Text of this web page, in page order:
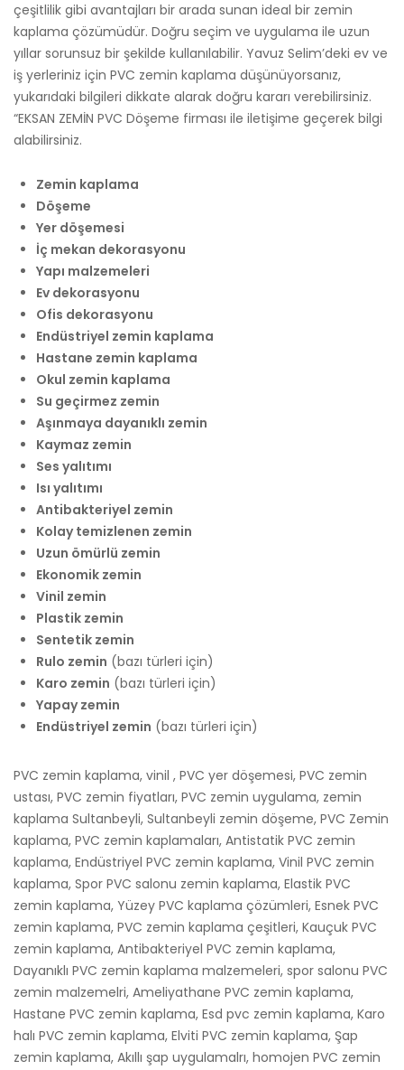
çeşitlilik gibi avantajları bir arada sunan ideal bir zemin
kaplama çözümüdür. Doğru seçim ve uygulama ile uzun
yıllar sorunsuz bir şekilde kullanılabilir. Yavuz Selim’deki ev ve
iş yerleriniz için PVC zemin kaplama düşünüyorsanız,
yukarıdaki bilgileri dikkate alarak doğru kararı verebilirsiniz.
“EKSAN ZEMİN PVC Döşeme firması ile iletişime geçerek bilgi
alabilirsiniz.
Zemin kaplama
Döşeme
Yer döşemesi
İç mekan dekorasyonu
Yapı malzemeleri
Ev dekorasyonu
Ofis dekorasyonu
Endüstriyel zemin kaplama
Hastane zemin kaplama
Okul zemin kaplama
Su geçirmez zemin
Aşınmaya dayanıklı zemin
Kaymaz zemin
Ses yalıtımı
Isı yalıtımı
Antibakteriyel zemin
Kolay temizlenen zemin
Uzun ömürlü zemin
Ekonomik zemin
Vinil zemin
Plastik zemin
Sentetik zemin
Rulo zemin (bazı türleri için)
Karo zemin (bazı türleri için)
Yapay zemin
Endüstriyel zemin (bazı türleri için)
PVC zemin kaplama, vinil , PVC yer döşemesi, PVC zemin
ustası, PVC zemin fiyatları, PVC zemin uygulama, zemin
kaplama Sultanbeyli, Sultanbeyli zemin döşeme, PVC Zemin
kaplama, PVC zemin kaplamaları, Antistatik PVC zemin
kaplama, Endüstriyel PVC zemin kaplama, Vinil PVC zemin
kaplama, Spor PVC salonu zemin kaplama, Elastik PVC
zemin kaplama, Yüzey PVC kaplama çözümleri, Esnek PVC
zemin kaplama, PVC zemin kaplama çeşitleri, Kauçuk PVC
zemin kaplama, Antibakteriyel PVC zemin kaplama,
Dayanıklı PVC zemin kaplama malzemeleri, spor salonu PVC
zemin malzemelri, Ameliyathane PVC zemin kaplama,
Hastane PVC zemin kaplama, Esd pvc zemin kaplama, Karo
halı PVC zemin kaplama, Elviti PVC zemin kaplama, Şap
zemin kaplama, Akıllı şap uygulamalrı, homojen PVC zemin